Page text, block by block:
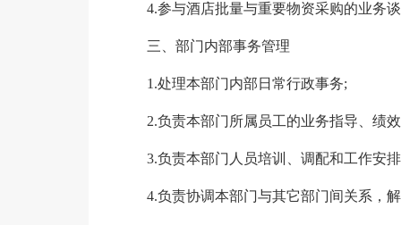
4.参与酒店批量与重要物资采购的业务
三、部门内部事务管理
1.处理本部门内部日常行政事务;
2.负责本部门所属员工的业务指导、绩
3.负责本部门人员培训、调配和工作安
4.负责协调本部门与其它部门间关系，